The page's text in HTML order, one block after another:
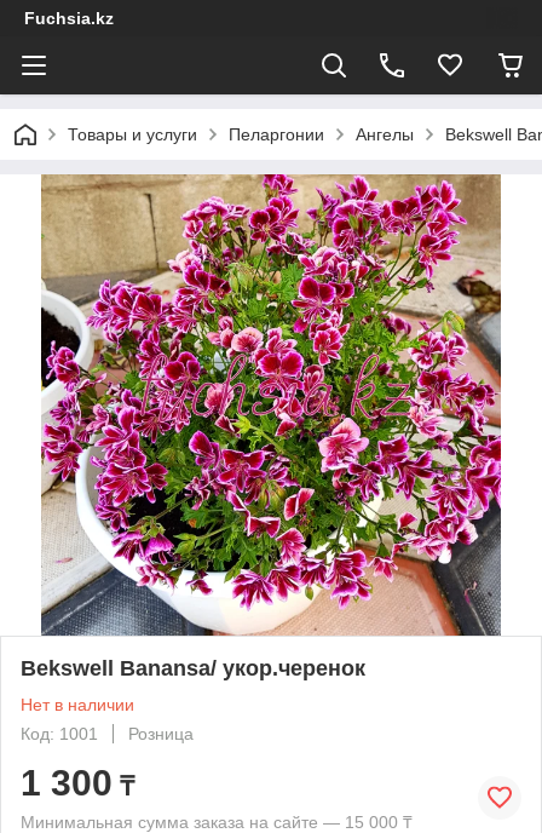
Fuchsia.kz
Товары и услуги Пеларгонии Ангелы Bekswell
Bekswell Banansa/ укор.черенок
Нет в наличии
Код: 1001
Розница
1 300 ₸
Минимальная сумма заказа на сайте — 15 000 ₸